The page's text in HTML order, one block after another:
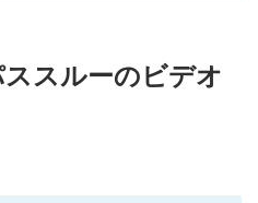
スルーのビデオ